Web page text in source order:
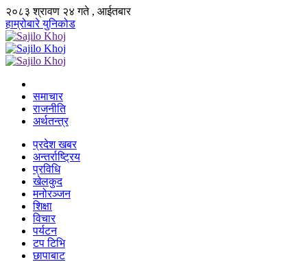
२०८३ श्रावण २४ गते , आईतबार
हाम्रोबारेयुनिकोड
समाचार
राजनीति
अर्थतन्त्र
प्रदेश खबर
अन्तर्राष्ट्रिय
प्रविधि
खेलकुद
मनोरञ्जन
शिक्षा
विचार
पर्यटन
टप टिभि
छापाबाट